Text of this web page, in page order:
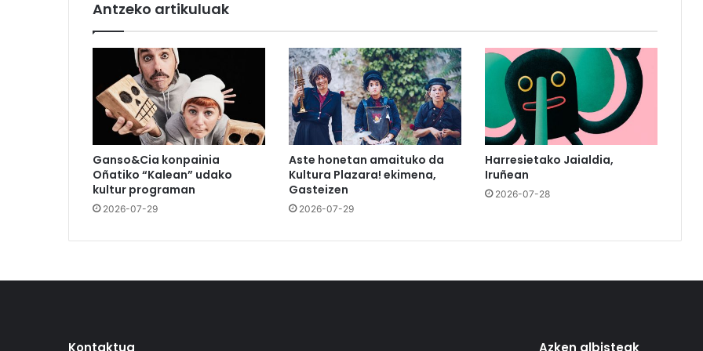
Antzeko artikuluak
Ganso&Cia konpainia
Oñatiko “Kalean” udako
kultur programan
2026-07-29
Aste honetan amaituko da
Kultura Plazara! ekimena,
Gasteizen
2026-07-29
Harresietako Jaialdia,
Iruñean
2026-07-28